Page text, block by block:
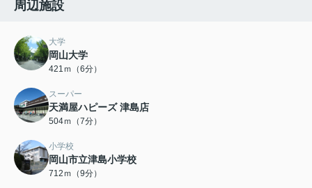
周辺施設
大学
岡山大学
421ｍ（6分）
スーパー
天満屋ハピーズ 津島店
504ｍ（7分）
小学校
岡山市立津島小学校
712ｍ（9分）